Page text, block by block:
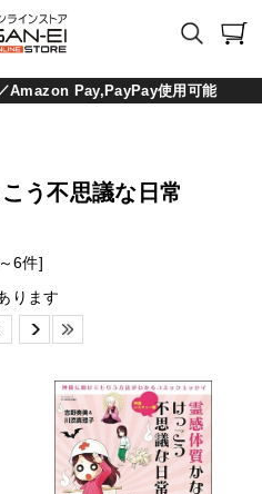
Amazon Pay,PayPay使用可能
う不思議な日常
6件]
ります